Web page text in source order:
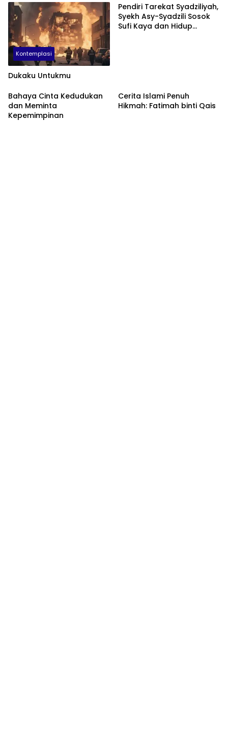
Kontemplasi
Dukaku Untukmu
Pendiri Tarekat Syadziliyah,
Syekh Asy-Syadzili Sosok
Sufi Kaya dan Hidup
Bahaya Cinta Kedudukan
dan Meminta
Kepemimpinan
Cerita Islami Penuh
Hikmah: Fatimah binti Qais